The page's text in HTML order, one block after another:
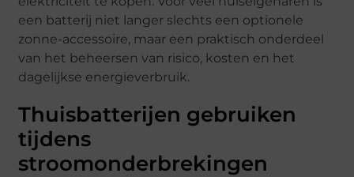
een batterij niet langer slechts een optionele
zonne-accessoire, maar een praktisch onderdeel
van het beheersen van risico, kosten en het
dagelijkse energieverbruik.
Thuisbatterijen gebruiken
tijdens
stroomonderbrekingen